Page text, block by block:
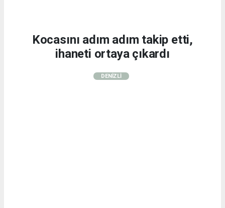
Kocasını adım adım takip etti,
ihaneti ortaya çıkardı
DENİZLİ